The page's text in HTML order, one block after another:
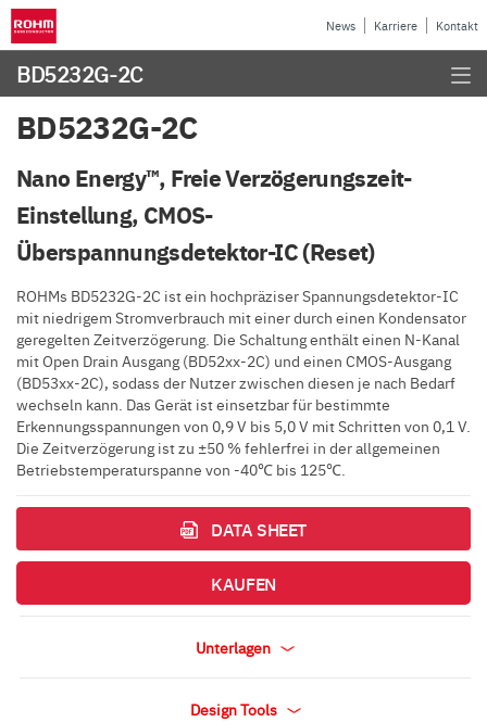
News Karriere Kontakt
BD5232G-2C
BD5232G-2C
Nano Energy™, Freie Verzögerungszeit-
Einstellung, CMOS-
Überspannungsdetektor-IC (Reset)
ROHMs BD5232G-2C ist ein hochpräziser Spannungsdetektor-IC
mit niedrigem Stromverbrauch mit einer durch einen Kondensator
geregelten Zeitverzögerung. Die Schaltung enthält einen N-Kanal
mit Open Drain Ausgang (BD52xx-2C) und einen CMOS-Ausgang
(BD53xx-2C), sodass der Nutzer zwischen diesen je nach Bedarf
wechseln kann. Das Gerät ist einsetzbar für bestimmte
Erkennungsspannungen von 0,9 V bis 5,0 V mit Schritten von 0,1 V.
Die Zeitverzögerung ist zu ±50 % fehlerfrei in der allgemeinen
Betriebstemperaturspanne von -40℃ bis 125℃.
DATA SHEET
KAUFEN
Unterlagen
Design Tools